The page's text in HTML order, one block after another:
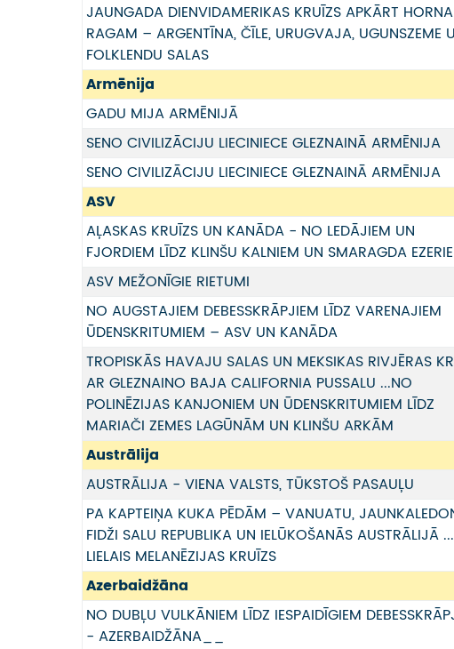
JAUNGADA DIENVIDAMERIKAS KRUĪZS APKĀRT HORNA
RAGAM – ARGENTĪNA, ČĪLE, URUGVAJA, UGUNSZEME
FOLKLENDU SALAS
Armēnija
GADU MIJA ARMĒNIJĀ
SENO CIVILIZĀCIJU LIECINIECE GLEZNAINĀ ARMĒNIJA
SENO CIVILIZĀCIJU LIECINIECE GLEZNAINĀ ARMĒNIJA
ASV
AĻASKAS KRUĪZS UN KANĀDA - NO LEDĀJIEM UN
FJORDIEM LĪDZ KLINŠU KALNIEM UN SMARAGDA
ASV MEŽONĪGIE RIETUMI
NO AUGSTAJIEM DEBESSKRĀPJIEM LĪDZ VARENAJIEM
ŪDENSKRITUMIEM – ASV UN KANĀDA
TROPISKĀS HAVAJU SALAS UN MEKSIKAS RIVJĒRAS
AR GLEZNAINO BAJA CALIFORNIA PUSSALU ...NO
POLINĒZIJAS KANJONIEM UN ŪDENSKRITUMIEM LĪDZ
MARIAČI ZEMES LAGŪNĀM UN KLINŠU ARKĀM
Austrālija
AUSTRĀLIJA - VIENA VALSTS, TŪKSTOŠ PASAUĻU
PA KAPTEIŅA KUKA PĒDĀM – VANUATU,
FIDŽI SALU REPUBLIKA UN IELŪKOŠANĀS AUSTRĀLIJĀ ...
LIELAIS MELANĒZIJAS KRUĪZS
Azerbaidžāna
NO DUBĻU VULKĀNIEM LĪDZ IESPAIDĪGIEM
- AZERBAIDŽĀNA__